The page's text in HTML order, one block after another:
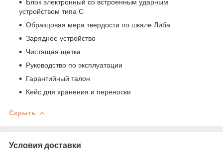
Блок электронный со встроенным ударным
устройством типа C
Образцовая мера твердости по шкале Либа
Зарядное устройство
Чистящая щетка
Руководство по эксплуатации
Гарантийный талон
Кейс для хранения и переноски
Скрыть
Условия доставки